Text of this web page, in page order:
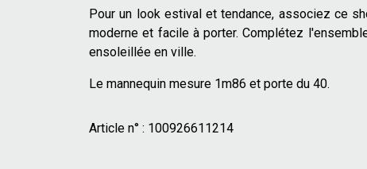
Pour un look estival et tendance, associez ce
moderne et facile à porter. Complétez
ensoleillée en ville.
Le mannequin mesure 1m86 et porte du 40.
Article n° : 100926611214